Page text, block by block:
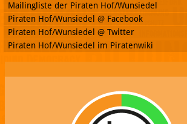
Mailingliste der Piraten Hof/Wunsiedel
Piraten Hof/Wunsiedel @ Facebook
Piraten Hof/Wunsiedel @ Twitter
Piraten Hof/Wunsiedel im Piratenwiki